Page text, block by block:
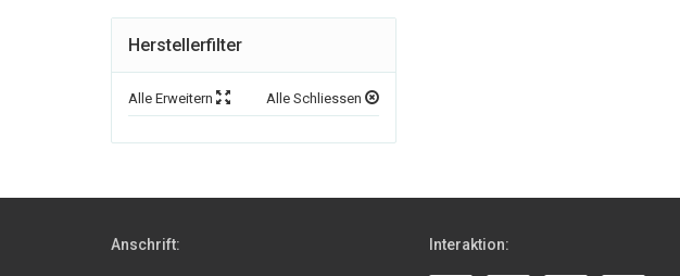
Herstellerfilter
Alle Erweitern Alle Schliessen
Anschrift: Interaktion: